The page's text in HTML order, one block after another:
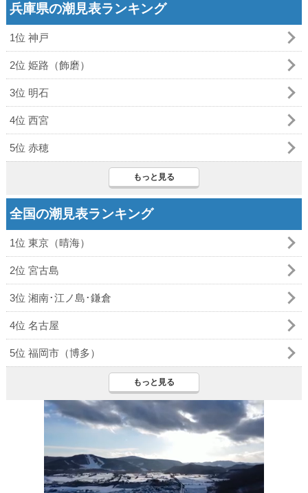
兵庫県の潮見表ランキング
1位 神戸
2位 姫路（飾磨）
3位 明石
4位 西宮
5位 赤穂
もっと見る
全国の潮見表ランキング
1位 東京（晴海）
2位 宮古島
3位 湘南･江ノ島･鎌倉
4位 名古屋
5位 福岡市（博多）
もっと見る